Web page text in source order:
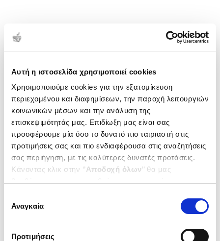
Αυτή η ιστοσελίδα χρησιμοποιεί cookies
Χρησιμοποιούμε cookies για την εξατομίκευση
περιεχομένου και διαφημίσεων, την παροχή λειτουργιών
κοινωνικών μέσων και την ανάλυση της
επισκεψιμότητάς μας. Επιδίωξη μας είναι σας
προσφέρουμε μία όσο το δυνατό πιο ταιριαστή στις
προτιμήσεις σας και πιο ενδιαφέρουσα στις αναζητήσεις
σας περιήγηση, με τις καλύτερες δυνατές προτάσεις.
Κάνοντας κλικ στην ‘’Αποδοχή όλων’’ θα μας
ενδιαφέρουν και να επιλέξετε από τα παρακάτω με την
΄΄και να ενημερωθείτε σχετικά με
συγκατάθεσης
Αναγκαία
Προτιμήσεις